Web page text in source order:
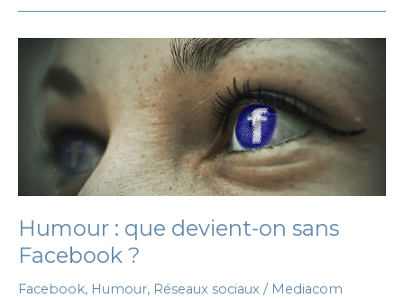
vraie
Humour : que devient-on sans
Facebook ?
Facebook, Humour, Réseaux sociaux / Mediacom